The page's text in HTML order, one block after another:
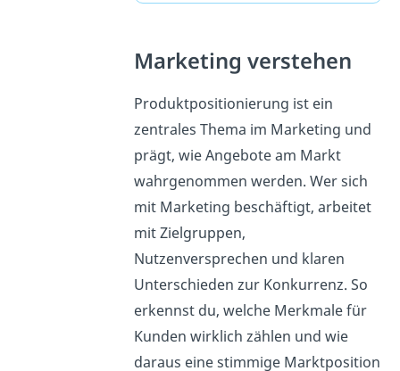
Marketing verstehen
Produktpositionierung ist ein
zentrales Thema im Marketing und
prägt, wie Angebote am Markt
wahrgenommen werden. Wer sich
mit Marketing beschäftigt, arbeitet
mit Zielgruppen,
Nutzenversprechen und klaren
Unterschieden zur Konkurrenz. So
erkennst du, welche Merkmale für
Kunden wirklich zählen und wie
daraus eine stimmige Marktposition